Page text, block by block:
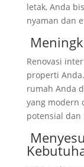
letak, Anda
nyaman dan
Renovasi
properti
rumah Anda
yang modern
potensial dan